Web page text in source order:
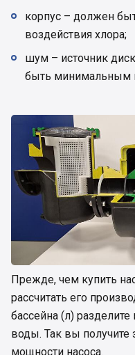
корпус – должен
воздействия хлора;
шум – источник
быть минимальным
Прежде, чем купить
рассчитать его
бассейна (л)
воды. Так вы получите
мощности насоса.